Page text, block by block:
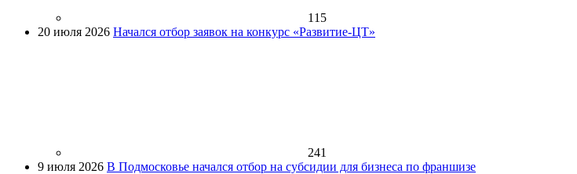
115
20 июля 2026 Начался отбор заявок на конкурс «Развитие-ЦТ»
241
9 июля 2026 В Подмосковье начался отбор на субсидии для бизнеса по франшизе